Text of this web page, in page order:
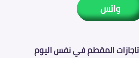
واتس
المقطم في نفس اليوم